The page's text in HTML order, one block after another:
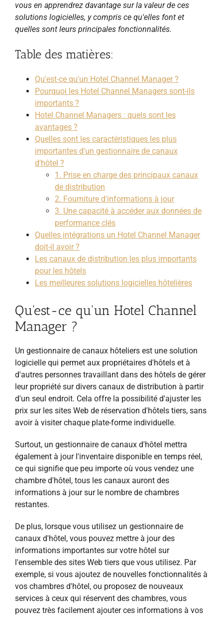
vous en apprendrez davantage sur la valeur de ces
solutions logicielles, y compris ce qu'elles font et
quelles sont leurs principales fonctionnalités.
Table des matières:
Qu'est-ce qu'un Hotel Channel Manager ?
Pourquoi les Hotel Channel Managers sont-ils
importants ?
Hotel Channel Managers : quels sont les
avantages ?
Quelles sont les caractéristiques les plus
importantes d'un gestionnaire de canaux
d'hôtel ?
1. Prise en charge des principaux canaux
de distribution
2. Fourniture d'informations à jour
3. Une capacité à accéder aux données de
performance clés
Quelles intégrations un Hotel Channel Manager
doit-il avoir ?
Les canaux de distribution les plus importants
pour les hôtels
Les meilleures solutions logicielles hôtelières
Qu'est-ce qu'un Hotel Channel
Manager ?
Un gestionnaire de canaux hôteliers est une solution
logicielle qui permet aux propriétaires d'hôtels et à
d'autres personnes travaillant dans des hôtels de gérer
leur propriété sur divers canaux de distribution à partir
d'un seul endroit. Cela offre la possibilité d'ajuster les
prix sur les sites Web de réservation d'hôtels tiers, sans
avoir à visiter chaque plate-forme individuelle.
Surtout, un gestionnaire de canaux d'hôtel mettra
également à jour l'inventaire disponible en temps réel,
ce qui signifie que peu importe où vous vendez une
chambre d'hôtel, tous les canaux auront des
informations à jour sur le nombre de chambres
restantes.
De plus, lorsque vous utilisez un gestionnaire de
canaux d'hôtel, vous pouvez mettre à jour des
informations importantes sur votre hôtel sur
l'ensemble des sites Web tiers que vous utilisez. Par
exemple, si vous ajoutez de nouvelles fonctionnalités à
vos chambres d'hôtel, ou proposez de nouveaux
services à ceux qui réservent des chambres, vous
pouvez très facilement ajouter ces informations à vos